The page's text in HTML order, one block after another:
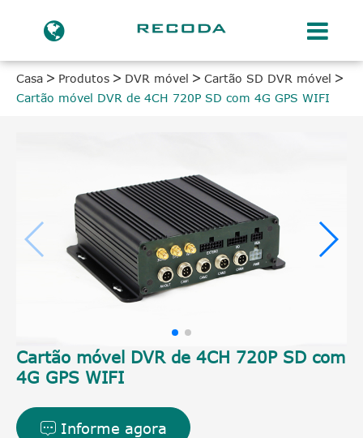
Casa Produtos DVR móvel
Cartão SD DVR móvel
Cartão móvel DVR de 4CH 720P SD com 4G GPS WIFI
Cartão móvel DVR de 4CH 720P SD com
4G GPS WIFI
Informe agora